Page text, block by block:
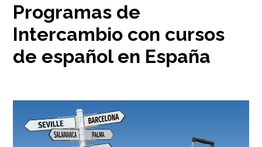
Programas de
Intercambio con cursos
de español en España